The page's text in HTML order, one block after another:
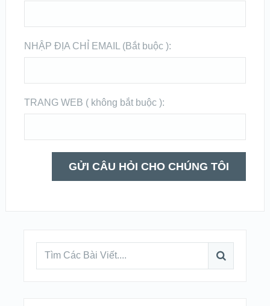
NHẬP ĐỊA CHỈ EMAIL (Bắt buộc ):
TRANG WEB ( không bắt buộc ):